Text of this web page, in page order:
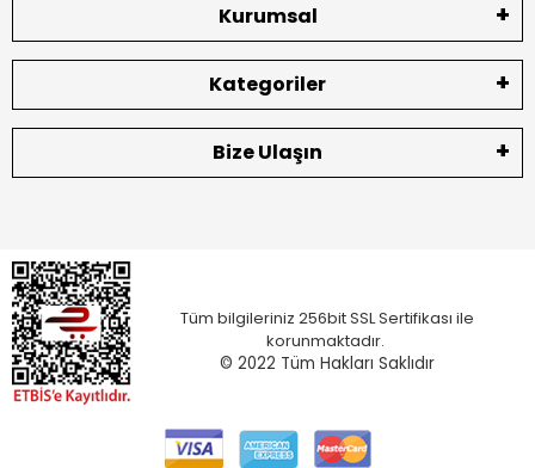
Kurumsal
Kategoriler
Bize Ulaşın
Tüm bilgileriniz 256bit SSL Sertifikası ile
korunmaktadır.
© 2022 Tüm Hakları Saklıdır